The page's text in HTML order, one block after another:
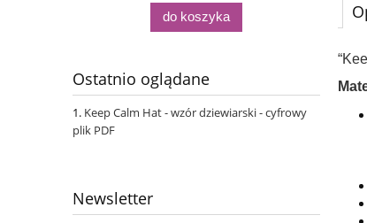
do koszyka
Ostatnio oglądane
Keep Calm Hat - wzór dziewiarski - cyfrowy
plik PDF
Newsletter